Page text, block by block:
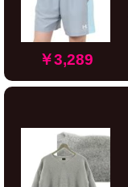
￥3,289